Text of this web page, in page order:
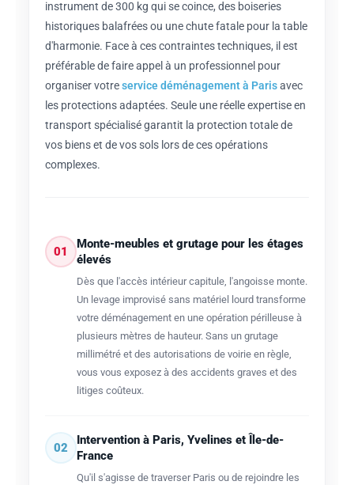
instrument de 300 kg qui se coince, des boiseries
historiques balafrées ou une chute fatale pour la table
d'harmonie. Face à ces contraintes techniques, il est
préférable de faire appel à un professionnel pour
organiser votreservice déménagement à Parisavec
les protections adaptées. Seule une réelle expertise en
transport spécialisé garantit la protection totale de
vos biens et de vos sols lors de ces opérations
complexes.
01
Monte-meubles et grutage pour les étages
élevés
Dès que l'accès intérieur capitule, l'angoisse monte.
Un levage improvisé sans matériel lourd transforme
votre déménagement en une opération périlleuse à
plusieurs mètres de hauteur. Sans un grutage
millimétré et des autorisations de voirie en règle,
vous vous exposez à des accidents graves et des
litiges coûteux.
02
Intervention à Paris, Yvelines et Île-de-
France
Qu'il s'agisse de traverser Paris ou de rejoindre les